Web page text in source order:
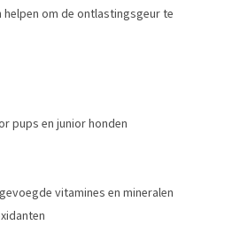
om de ontlastingsgeur te
pups en junior honden
vitamines en mineralen